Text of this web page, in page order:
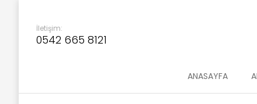
İletişim:
0542 665 8121
ANASAYFA